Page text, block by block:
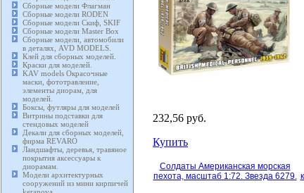
Сборные модели Флагман
Сборные модели RODEN
Сборные модели Скиф, SKIF
Сборные модели Master Box
Сборные модели, автомобили
в деталях, AVD MODELS.
Клей для сборных моделей.
Краски для моделей.
KAV models Окрасочные
маски, фототравление,
элементы диорам, для
моделей.
Боксы, футляры для моделей
Витрины подставки для
стендовых моделей
Декали для сборных моделей,
фирма REVARO
Ландшафты, деревья, травяное
покрытия аксессуары к
диорамам.
Модели архитектурных
сооружений из мини кирпичей
232,56 руб.
Купить
Солдаты Американская морская
пехота, масштаб 1:72. Звезда 6279.